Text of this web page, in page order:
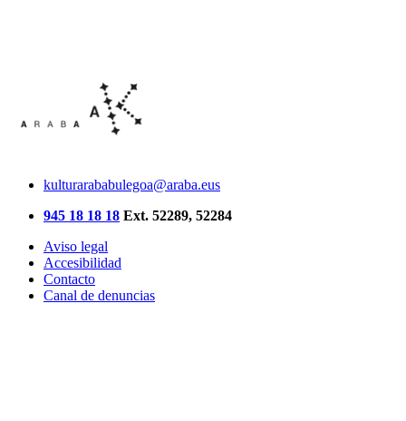
kulturarababulegoa@araba.eus
945 18 18 18 Ext. 52289, 52284
Aviso legal
Accesibilidad
Contacto
Canal de denuncias